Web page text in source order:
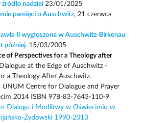
nadziei23/01/2025
pamięci o Auschwitz, 21 czerwca
II wygłoszona w Auschwitz-Birkenau
później. 15/03/2005
of Perspectives for a Theology after
at the Edge of Auschwitz -
a Theology After Auschwitz.
Centre for Dialogue and Prayer
2014 ISBN 978-83-7643-110-9
Dialogu i Modlitwy w Oświęcimiu w
Żydowski 1990-2013